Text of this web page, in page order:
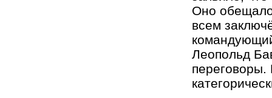
Оно
всем
Леопольд
переговоры.